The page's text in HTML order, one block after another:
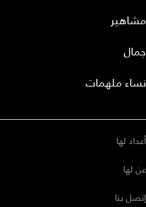
مشاهير
جمال
نساء ملهمات
أعداد لها
عن لها
إتصل بنا